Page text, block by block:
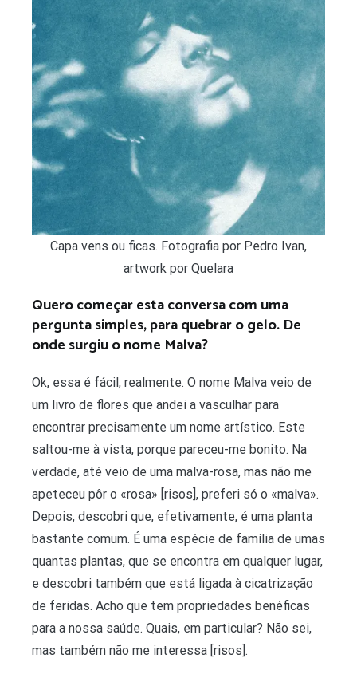
Capa vens ou ficas. Fotografia por Pedro Ivan,
artwork por Quelara
Quero começar esta conversa com uma
pergunta simples, para quebrar o gelo. De
onde surgiu o nome Malva?
Ok, essa é fácil, realmente. O nome Malva veio de
um livro de flores que andei a vasculhar para
encontrar precisamente um nome artístico. Este
saltou-me à vista, porque pareceu-me bonito. Na
verdade, até veio de uma malva-rosa, mas não me
apeteceu pôr o «rosa» [risos], preferi só o «malva».
Depois, descobri que, efetivamente, é uma planta
bastante comum. É uma espécie de família de umas
quantas plantas, que se encontra em qualquer lugar,
e descobri também que está ligada à cicatrização
de feridas. Acho que tem propriedades benéficas
para a nossa saúde. Quais, em particular? Não sei,
mas também não me interessa [risos].